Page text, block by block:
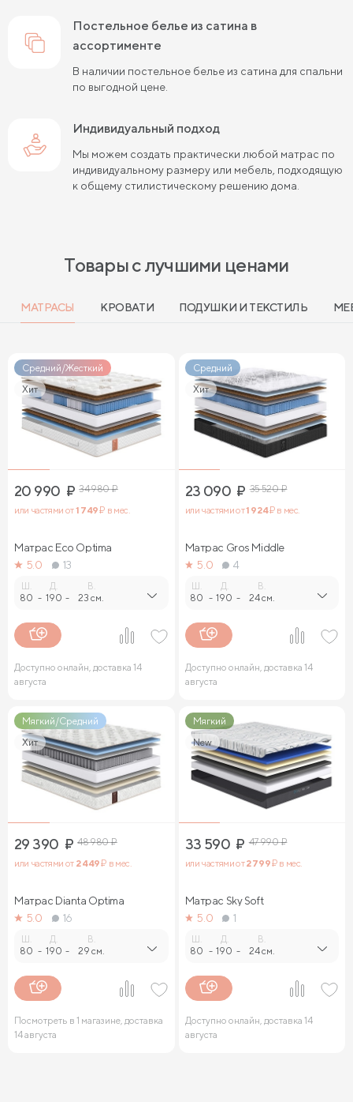
постельное белье из сатина в
ассортименте
В наличии постельное белье из сатина для спальни
по выгодной цене.
Индивидуальный подход
Мы можем создать практически любой матрас по
индивидуальному размеру или мебель, подходящую
к общему стилистическому решению дома.
Товары с лучшими ценами
МАТРАСЫ КРОВАТИ ПОДУШКИ И ТЕКСТИЛЬ
Средний/Жесткий
Хит
20 990 ₽ 34 980₽
или частями от1 749₽ в мес.
Матрас Eco Optima
5.0
13
80 -
Д.
190 -
В.
23 см.
Доступно онлайн, доставка 14
августа
Средний
Хит
23 090 ₽ 35 520₽
или частями от1 924₽ в мес.
Матрас Gros Middle
5.0
4
80 -
Д.
190 -
В.
24 см.
Доступно онлайн, доставка 14
августа
Мягкий/Средний
Хит
29 390 ₽ 48 980₽
или частями от 2 449₽ в мес.
Матрас Dianta Optima
5.0
16
80 -
Д.
190 -
В.
29 см.
Посмотреть в 1 магазине, доставка
14 августа
Мягкий
New
33 590 ₽ 47 990₽
или частями от2 799₽ в мес.
Матрас Sky Soft
5.0
1
80 -
Д.
190 -
В.
24 см.
Доступно онлайн, доставка 14
августа